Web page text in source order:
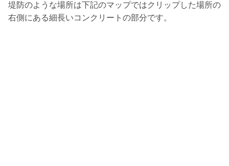
堤防のような場所は下記のマップではクリップした場所の
右側にある細長いコンクリートの部分です。